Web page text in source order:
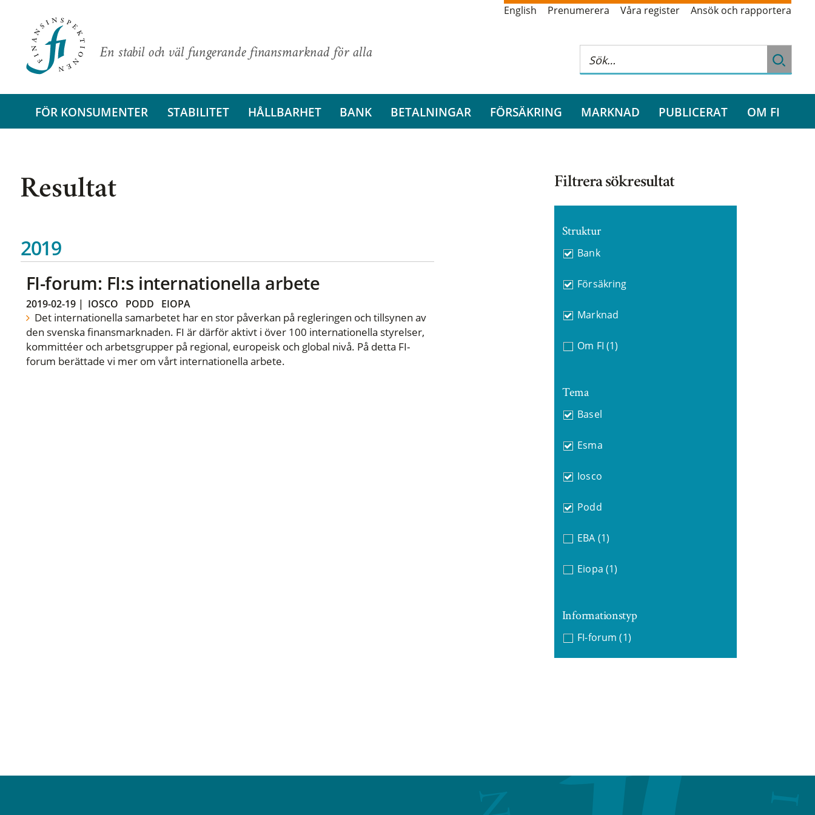
En stabil och väl fungerande finansmarknad för alla
English Prenumerera Våra register Ansök och rapportera
FÖR KONSUMENTER STABILITET HÅLLBARHET BANK BETALNINGAR FÖRSÄKRING MARKNAD PUBLICERAT OM FI
Resultat
2019
FI-forum: FI:s internationella arbete
2019-02-19| IOSCO PODD EIOPA
Det internationella samarbetet har en stor påverkan på regleringen och tillsynen av
den svenska finansmarknaden. FI är därför aktivt i över 100 internationella styrelser,
kommittéer och arbetsgrupper på regional, europeisk och global nivå. På detta FI-
forum berättade vi mer om vårt internationella arbete.
Filtrera sökresultat
Struktur
Bank
Försäkring
Marknad
Om FI (1)
Tema
Basel
Esma
Iosco
Podd
EBA (1)
Eiopa (1)
Informationstyp
FI-forum (1)